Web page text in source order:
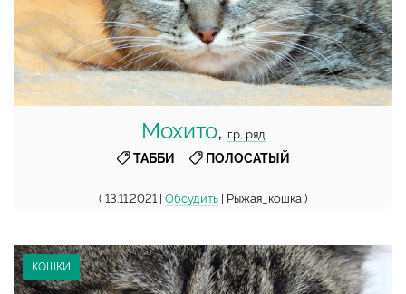
Мохито, г.р, ряд
ТАББИ
ПОЛОСАТЫЙ
( 13.11.2021 | Обсудить | Рыжая_кошка )
КОШКИ